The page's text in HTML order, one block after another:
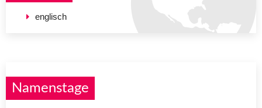
englisch
Namenstage